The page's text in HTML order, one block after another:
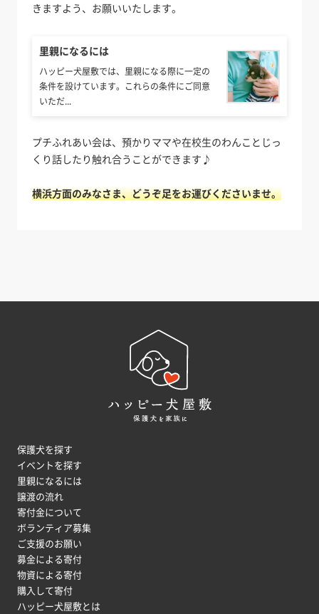
きますよう、お願いいたします。
里親になるには
ハッピー犬屋敷では、里親になる際に一定の
条件を設けています。これらの条件にご同意
いただ...
プチふれあい会は、預かりママや在校生のわんことじっ
くり話したり触れ合うことができます♪
横浜方面のみなさま、どうぞ足をお運びくださいませ。
保護犬を探す
イベントを探す
里親になるには
譲渡の流れ
寄付金について
ボランティア募集
ご支援のお願い
募金による寄付
物資による寄付
購入して寄付
ハッピー犬屋敷とは